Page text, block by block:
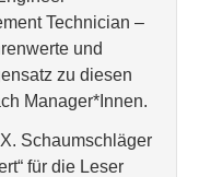
Technician –
und
zu diesen
Manager*Innen.
Schaumschläger
für die Leser